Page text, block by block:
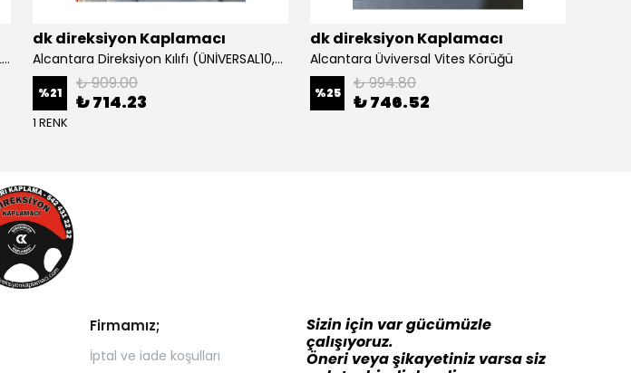
Açıklamayı Okuyunuz)chevrolet Aveo Lt-ls Araca Özel Direksiyon Kılıfı (plastik Kapaksız Direksiyon
dk direksiyon Kaplamacı
Alcantara Direksiyon Kılıfı (ÜNİVERSAL10,5CM) Açıklamayı Okuynz
%21 ₺ 909.00
₺ 714.23
1 RENK
dk direksiyon Kaplamacı
Alcantara Üviversal Vites Körüğü
%25 ₺ 994.80
₺ 746.52
Firmamız;
İptal ve iade koşulları
Sizin için var gücümüzle
çalışıyoruz.
Öneri veya şikayetiniz varsa siz